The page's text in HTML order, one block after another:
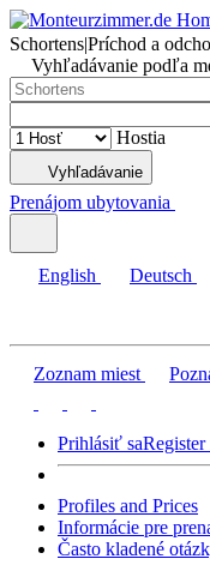
Schortens|Príchod a
Vyhľadávanie podľa
Hostia
Vyhľadávanie
Prenájom ubytovania
English Deutsch
Zoznam miest
Prihlásiť sa
Profiles and Prices
Informácie pre
Často kladené